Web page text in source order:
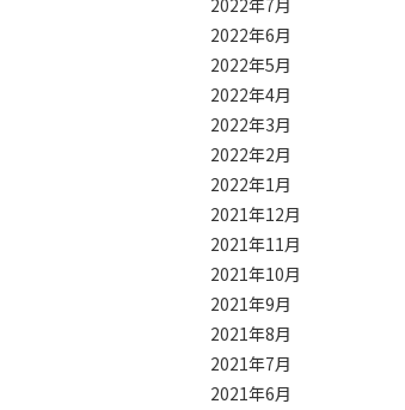
2022年7月
2022年6月
2022年5月
2022年4月
2022年3月
2022年2月
2022年1月
2021年12月
2021年11月
2021年10月
2021年9月
2021年8月
2021年7月
2021年6月